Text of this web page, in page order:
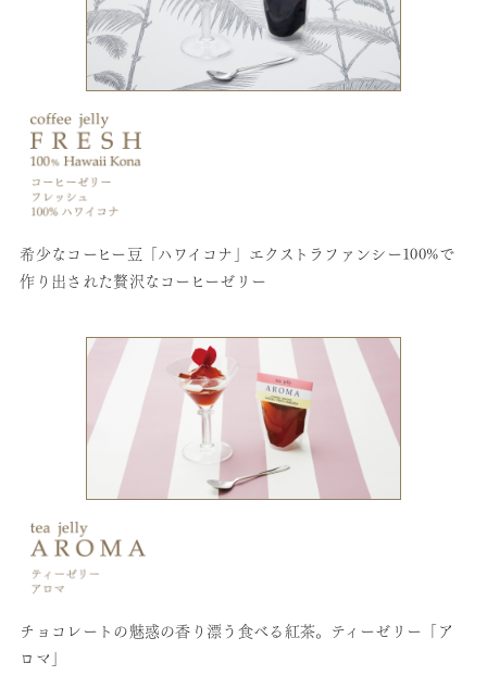
チョコレートの魅惑の香り漂う食べる紅茶。ティーゼリー「ア
ロマ」
希少なコーヒー豆「ハワイコナ」エクストラファンシー100%で
作り出された贅沢なコーヒーゼリー